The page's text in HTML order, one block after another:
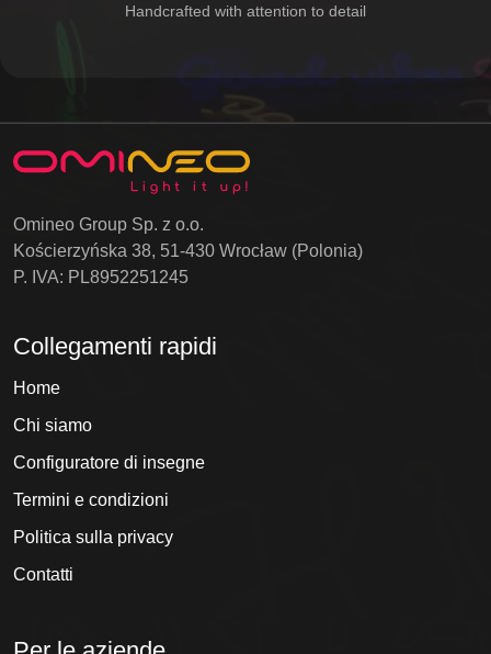
Handcrafted with attention to detail
Omineo Group Sp. z o.o.
Kościerzyńska 38, 51-430 Wrocław (Polonia)
P. IVA: PL8952251245
Collegamenti rapidi
Home
Chi siamo
Configuratore di insegne
Termini e condizioni
Politica sulla privacy
Contatti